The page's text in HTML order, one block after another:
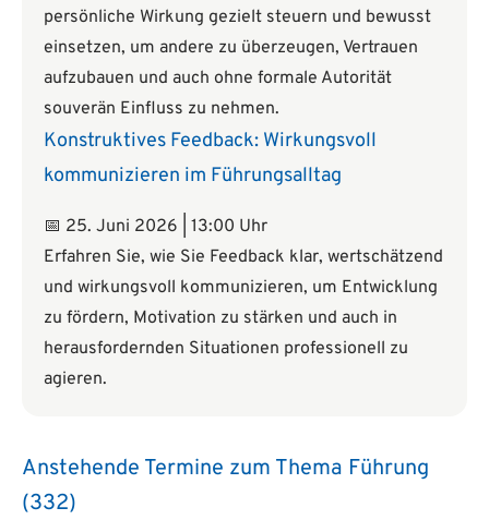
persönliche Wirkung gezielt steuern und bewusst
einsetzen, um andere zu überzeugen, Vertrauen
aufzubauen und auch ohne formale Autorität
souverän Einfluss zu nehmen.
Konstruktives Feedback: Wirkungsvoll
kommunizieren im Führungsalltag
📅 25. Juni 2026 | 13:00 Uhr
Erfahren Sie, wie Sie Feedback klar, wertschätzend
und wirkungsvoll kommunizieren, um Entwicklung
zu fördern, Motivation zu stärken und auch in
herausfordernden Situationen professionell zu
agieren.
Anstehende Termine zum Thema Führung
(332)